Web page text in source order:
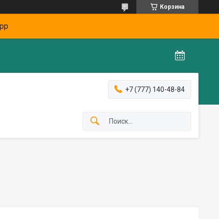
Корзина
+7 (777) 140-48-84